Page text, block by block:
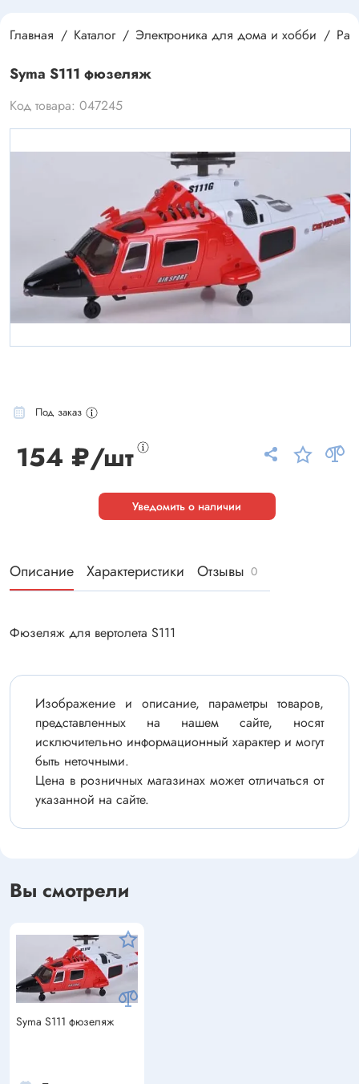
Главная Каталог Электроника для дома и хобби
Syma S111 фюзеляж
Код товара: 047245
Под заказ
154 ₽/шт
Уведомить о наличии
Описание Характеристики Отзывы 0
Фюзеляж для вертолета S111
Изображение и описание, параметры товаров,
представленных на нашем сайте, носят
исключительно информационный характер и могут
быть неточными.
Цена в розничных магазинах может отличаться от
указанной на сайте.
Вы смотрели
Syma S111 фюзеляж